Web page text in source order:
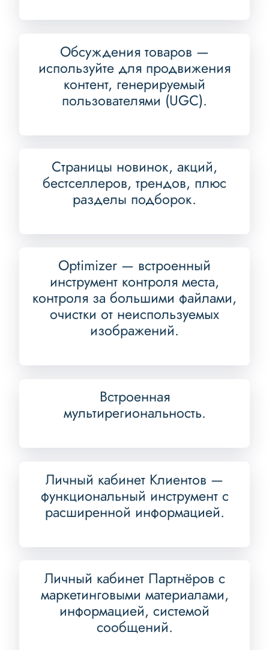
Обсуждения товаров —
используйте для продвижения
контент, генерируемый
пользователями (UGC).
Страницы новинок, акций,
бестселлеров, трендов, плюс
разделы подборок.
Optimizer — встроенный
инструмент контроля места,
контроля за большими файлами,
очистки от неиспользуемых
изображений.
Встроенная
мультирегиональность.
Личный кабинет Клиентов —
функциональный инструмент с
расширенной информацией.
Личный кабинет Партнёров с
маркетинговыми материалами,
информацией, системой
сообщений.